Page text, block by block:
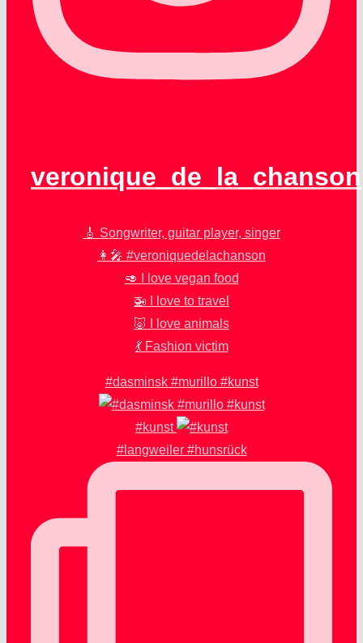
veronique_de_la_chanson
🎸 Songwriter, guitar player, singer
👩‍🎤 #veroniquedelachanson
🥑 I love vegan food
🚁 I love to travel
🐷 I love animals
💃 Fashion victim
#dasminsk #murillo #kunst
#kunst
#langweiler #hunsrück